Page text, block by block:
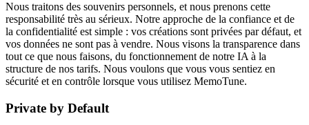
Nous traitons des souvenirs personnels, et nous prenons cette
responsabilité très au sérieux. Notre approche de la confiance et de
la confidentialité est simple : vos créations sont privées par défaut, et
vos données ne sont pas à vendre. Nous visons la transparence dans
tout ce que nous faisons, du fonctionnement de notre IA à la
structure de nos tarifs. Nous voulons que vous vous sentiez en
sécurité et en contrôle lorsque vous utilisez MemoTune.
Private by Default